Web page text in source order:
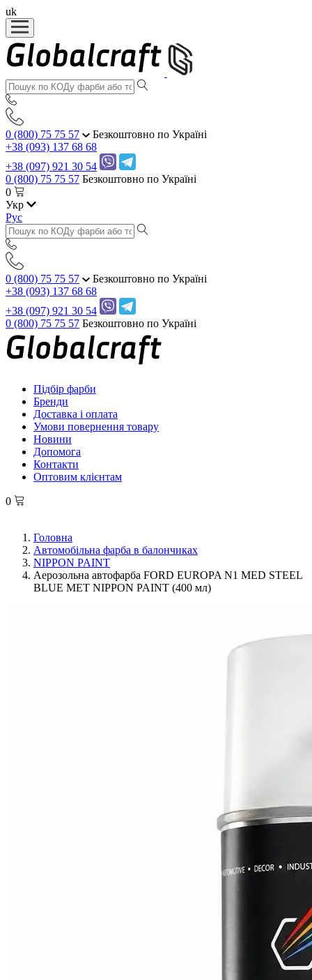
uk
0 (800) 75 75 57
Безкоштовно по Україні
+38 (093) 137 68 68
+38 (097) 921 30 54
0 (800) 75 75 57 Безкоштовно по Україні
0
Укр
Рус
0 (800) 75 75 57
Безкоштовно по Україні
+38 (093) 137 68 68
+38 (097) 921 30 54
0 (800) 75 75 57 Безкоштовно по Україні
Підбір фарби
Бренди
Доставка і оплата
Умови повернення товару
Новини
Допомога
Контакти
Оптовим клієнтам
0
Головна
Автомобільна фарба в балончиках
NIPPON PAINT
Аерозольна автофарба FORD EUROPA N1 MED STEEL
BLUE MET NIPPON PAINT (400 мл)